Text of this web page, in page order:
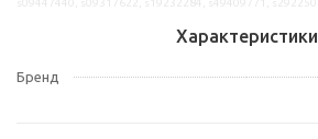
Характеристики
Бренд